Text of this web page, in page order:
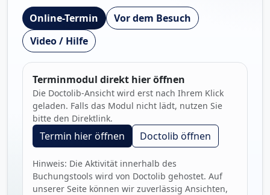
Online-Termin
Vor dem Besuch
Video / Hilfe
Terminmodul direkt hier öffnen
Die Doctolib-Ansicht wird erst nach Ihrem Klick
geladen. Falls das Modul nicht lädt, nutzen Sie
bitte den Direktlink.
Termin hier öffnen Doctolib öffnen
Hinweis: Die Aktivität innerhalb des
Buchungstools wird von Doctolib gehostet. Auf
unserer Seite können wir zuverlässig Ansichten,